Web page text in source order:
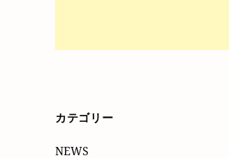
カテゴリー
NEWS